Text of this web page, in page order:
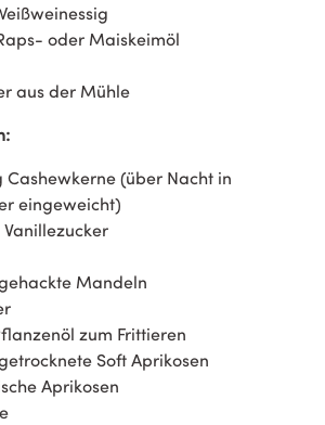
oder Maiskeimöl
aus der Mühle
Cashewkerne (über Nacht in
eingeweicht)
Vanillezucker
Mandeln
zum Frittieren
Soft Aprikosen
Aprikosen